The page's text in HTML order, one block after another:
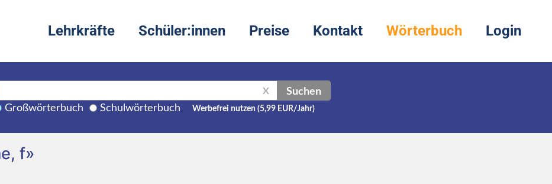
Lehrkräfte Schüler:innen Preise Kontakt Wörterbuch Login
X Suchen
Großwörterbuch Schulwörterbuch Werbefrei nutzen (5,99 EUR/Jahr)
f»